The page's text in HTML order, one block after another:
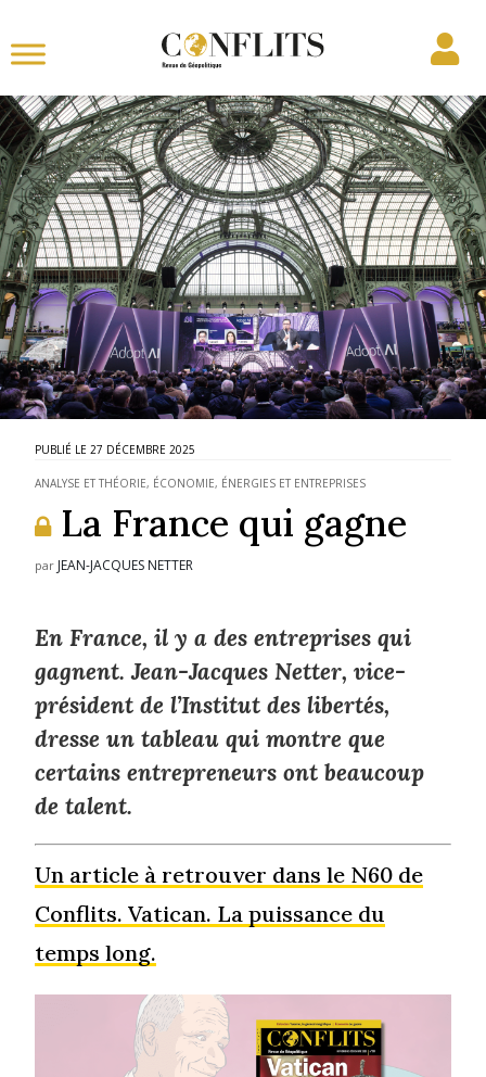
27 DÉCEMBRE 2025
ANALYSE ET THÉORIE, ÉCONOMIE, ÉNERGIES ET ENTREPRISES
La France qui gagne
par JEAN-JACQUES NETTER
En France, il y a des entreprises qui
gagnent. Jean-Jacques Netter, vice-
président de l’Institut des libertés,
dresse un tableau qui montre que
certains entrepreneurs ont beaucoup
de talent.
Un article à retrouver dans le N60 de
Conflits. Vatican. La puissance du
temps long.